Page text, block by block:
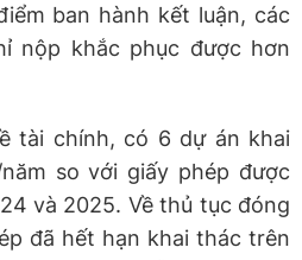
ban hành kết luận, các
nộp khắc phục được hơn
tài chính, có 6 dự án khai
so với giấy phép được
và 2025. Về thủ tục đóng
đã hết hạn khai thác trên